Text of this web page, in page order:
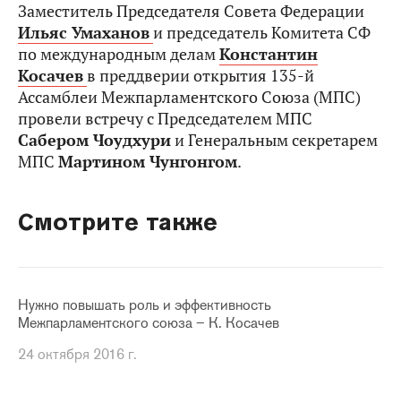
Заместитель Председателя Совета Федерации
Ильяс Умаханови председатель Комитета СФ
по международным деламКонстантин
Косачевв преддверии открытия 135-й
Ассамблеи Межпарламентского Союза (МПС)
провели встречу с Председателем МПС
Сабером Чоудхурии Генеральным секретарем
МПС Мартином Чунгонгом.
Смотрите также
Нужно повышать роль и эффективность
Межпарламентского союза – К. Косачев
24 октября 2016 г.